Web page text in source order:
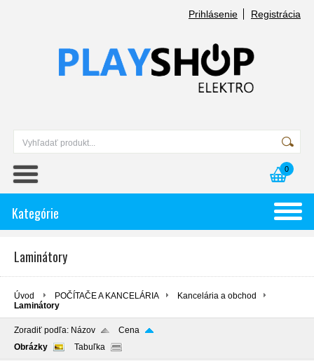
Prihlásenie Registrácia
0
Kategórie
Laminátory
Úvod POČÍTAČE A KANCELÁRIA
Kancelária a obchod
Laminátory
Zoradiť podľa: Názov
Cena
Obrázky
Tabuľka